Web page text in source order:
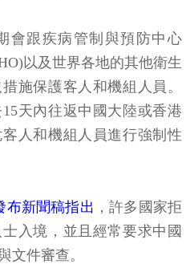
會跟疾病管制與預防中心
以及世界各地的其他衛生
施保護客人和機組人員。
天內往返中國大陸或香港
人和機組人員進行強制性
布新聞稿指出 ，許多國家拒
入境，並且經常要求中國
文件審查。